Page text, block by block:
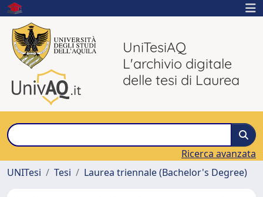
UniTesiAQ
L'archivio digitale
delle tesi di Laurea
Ricerca avanzata
UNITesi
Tesi Laurea triennale (Bachelor's Degree)